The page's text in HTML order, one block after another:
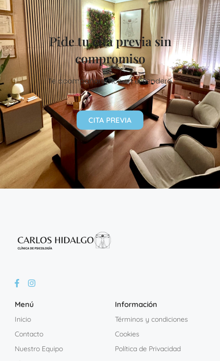
Pide tu cita previa sin
compromiso
Te acompañaremos en el sendero
CITA PREVIA
Menú
Inicio
Contacto
Nuestro Equipo
Información
Términos y condiciones
Cookies
Política de Privacidad